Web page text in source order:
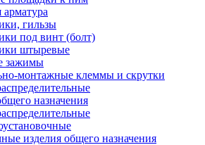
арматура
гильзы
под винт (болт)
штыревые
зажимы
монтажные клеммы и скрутки
назначения
изделия общего назначения